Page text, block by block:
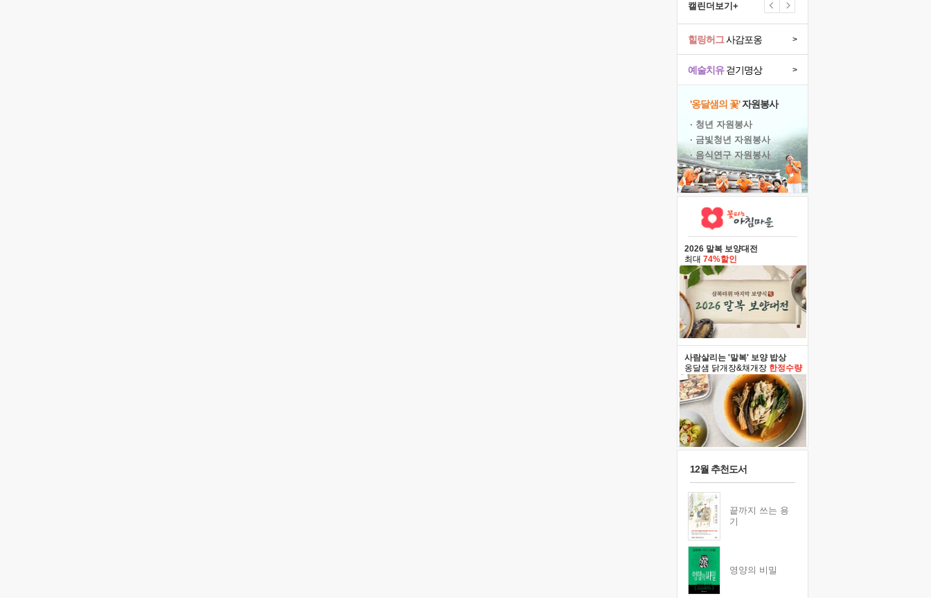
캘린더보기+
예술치유걷기명상 >
힐링허그사감포옹 >
'옹달샘의 꽃'자원봉사
· 청년 자원봉사
· 금빛청년 자원봉사
· 음식연구 자원봉사
2026 말복 보양대전
최대 74%할인
사람살리는 '말복' 보양 밥상
옹달샘 닭개장&채개장 한정수량
12월 추천도서
끝까지 쓰는 용
기
영양의 비밀